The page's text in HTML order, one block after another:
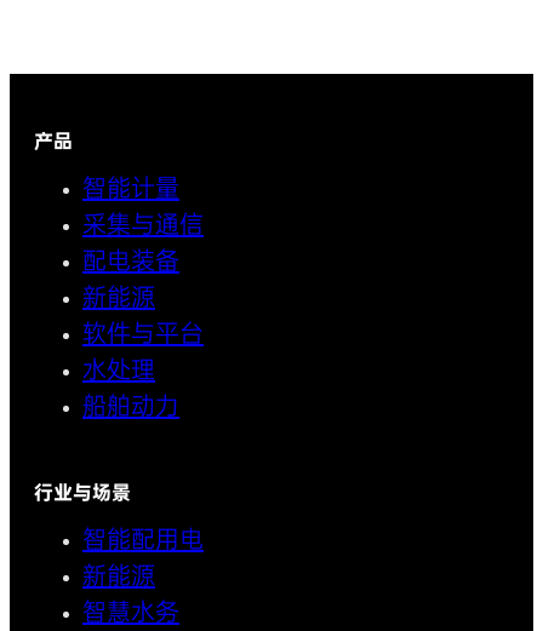
产品
智能计量
采集与通信
配电装备
新能源
软件与平台
水处理
船舶动力
行业与场景
智能配用电
新能源
智慧水务